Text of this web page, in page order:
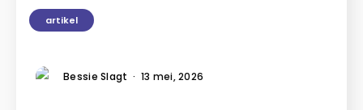
artikel
Bessie Slagt · 13 mei, 2026